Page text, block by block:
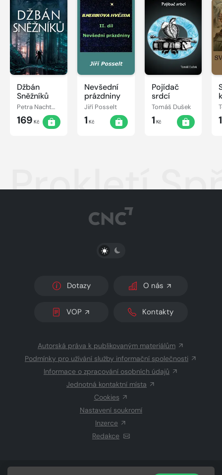
Džbán
Sněžníků
Petra Nachtmanová
169 Kč
Nevšední
prázdniny
Jiří Posselt
1 Kč
Pojídač
srdcí
Tomáš Dušek
1 Kč
Prokletí
PŘEPNOUT SVĚTLÝ/TMAVÝ REŽIM
Dotazy O nás
VOP Kontakty
Autorská práva k publikovaným materiálům
Podmínky pro užívání služby informační společnosti
Informace o zpracování osobních údajů
Jednotná kontaktní místa
Cookies
Nastavení soukromí
Inzerce
Redakce